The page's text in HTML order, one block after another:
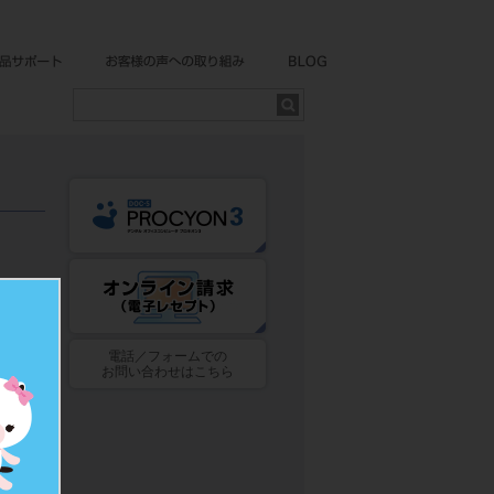
電話／フォームでの
お問い合わせはこちら